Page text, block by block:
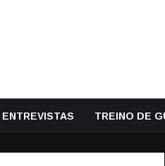
ENTREVISTAS TREINO DE